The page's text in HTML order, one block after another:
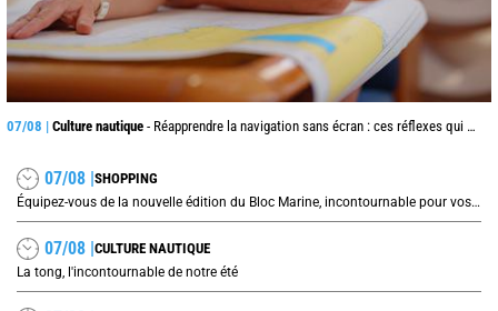
07/08 | Culture nautique - Réapprendre la navigation sans écran : ces réflexes qui peuvent sauver une traversée
07/08 |SHOPPING
Équipez-vous de la nouvelle édition du Bloc Marine, incontournable pour vos prochaines navigations !
07/08 |CULTURE NAUTIQUE
La tong, l'incontournable de notre été